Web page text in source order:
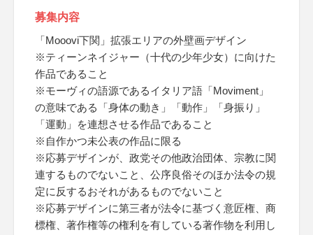
募集内容
「Mooovi下関」拡張エリアの外壁画デザイン
※ティーンネイジャー（十代の少年少女）に向けた
作品であること
※モーヴィの語源であるイタリア語「Moviment」
の意味である「身体の動き」「動作」「身振り」
「運動」を連想させる作品であること
※自作かつ未公表の作品に限る
※応募デザインが、政党その他政治団体、宗教に関
連するものでないこと、公序良俗そのほか法令の規
定に反するおそれがあるものでないこと
※応募デザインに第三者が法令に基づく意匠権、商
標権、著作権等の権利を有している著作物を利用し